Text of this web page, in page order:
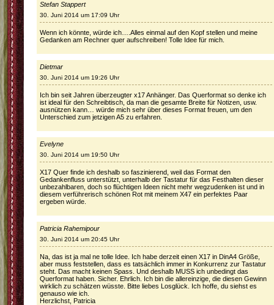
Stefan Stappert
30. Juni 2014 um 17:09 Uhr
Wenn ich könnte, würde ich….Alles einmal auf den Kopf stellen und meine
Gedanken am Rechner quer aufschreiben! Tolle Idee für mich.
Dietmar
30. Juni 2014 um 19:26 Uhr
Ich bin seit Jahren überzeugter x17 Anhänger. Das Querformat so denke ich
ist ideal für den Schreibtisch, da man die gesamte Breite für Notizen, usw.
ausnützen kann… würde mich sehr über dieses Format freuen, um den
Unterschied zum jetzigen A5 zu erfahren.
Evelyne
30. Juni 2014 um 19:50 Uhr
X17 Quer finde ich deshalb so faszinierend, weil das Format den
Gedankenfluss unterstützt, unterhalb der Tastatur für das Festhalten dieser
unbezahlbaren, doch so flüchtigen Ideen nicht mehr wegzudenken ist und in
diesem verführerisch schönen Rot mit meinem X47 ein perfektes Paar
ergeben würde.
Patricia Rahemipour
30. Juni 2014 um 20:45 Uhr
Na, das ist ja mal ne tolle Idee. Ich habe derzeit einen X17 in DinA4 Größe,
aber muss feststellen, dass es tatsächlich immer in Konkurrenz zur Tastatur
steht. Das macht keinen Spass. Und deshalb MUSS ich unbedingt das
Querformat haben. Sicher. Ehrlich. Ich bin die allereinzige, die diesen Gewinn
wirklich zu schätzen wüsste. Bitte liebes Losglück. Ich hoffe, du siehst es
genauso wie ich.
Herzlichst, Patricia